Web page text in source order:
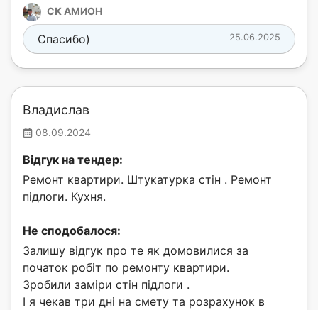
СК АМИОН
25.06.2025
Спасибо)
Владислав
08.09.2024
Відгук на тендер:
Ремонт квартири. Штукатурка стін . Ремонт
підлоги. Кухня.
Не сподобалося:
Залишу відгук про те як домовилися за
початок робіт по ремонту квартири.
Зробили заміри стін підлоги .
І я чекав три дні на смету та розрахунок в